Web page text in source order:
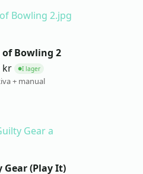
of Bowling 2
kr ●I lager
+ manual
Gear (Play It)